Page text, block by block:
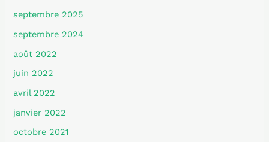
septembre 2025
septembre 2024
août 2022
juin 2022
avril 2022
janvier 2022
octobre 2021